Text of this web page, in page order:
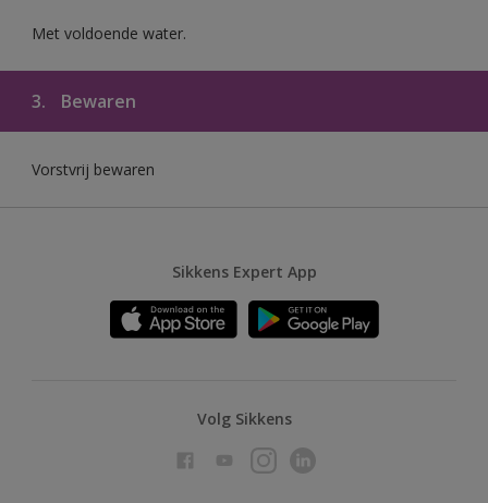
Met voldoende water.
3. Bewaren
Vorstvrij bewaren
Sikkens Expert App
Volg Sikkens